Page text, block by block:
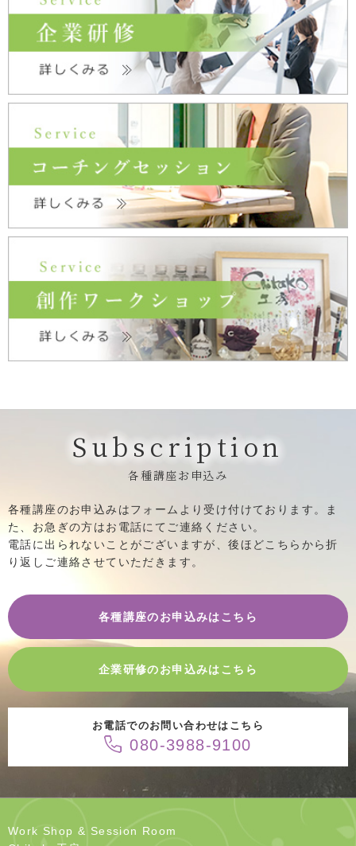
Subscription
各種講座お申込み
各種講座のお申込みはフォームより受け付けております。 ま
た、お急ぎの方はお電話にてご連絡ください。
電話に出られないことがございますが、後ほどこちらから折
り返し ご連絡させていただきます。
各種講座のお申込みはこちら
企業研修のお申込みはこちら
お電話でのお問い合わせはこちら
080-3988-9100
Work Shop & Session Room